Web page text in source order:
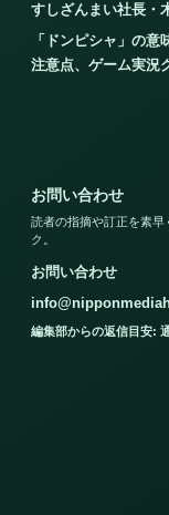
すしざんまい社長・
「ドンピシャ」の
注意点、ゲーム実況
お問い合わせ
読者の指摘や訂正を素早
ク。
お問い合わせ
編集部からの返信目安: